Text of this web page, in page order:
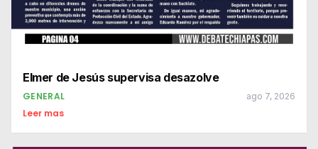
Elmer de Jesús supervisa desazolve
GENERAL ago 7, 2026
Leer mas